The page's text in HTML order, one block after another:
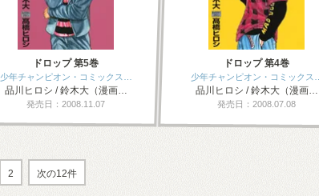
ドロップ 第5巻
少年チャンピオン・コミックス…
品川ヒロシ / 鈴木大（漫画…
発売日：2008.11.07
ドロップ 第4巻
少年チャンピオン・コミックス…
品川ヒロシ / 鈴木大（漫画…
発売日：2008.07.08
2 次の12件